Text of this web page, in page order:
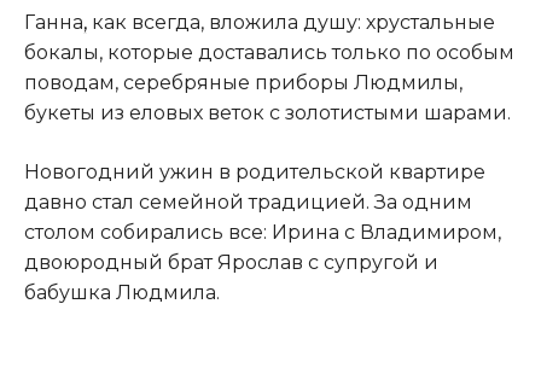
Ганна, как всегда, вложила душу: хрустальные
бокалы, которые доставались только по особым
поводам, серебряные приборы Людмилы,
букеты из еловых веток с золотистыми шарами.
Новогодний ужин в родительской квартире
давно стал семейной традицией. За одним
столом собирались все: Ирина с Владимиром,
двоюродный брат Ярослав с супругой и
бабушка Людмила.